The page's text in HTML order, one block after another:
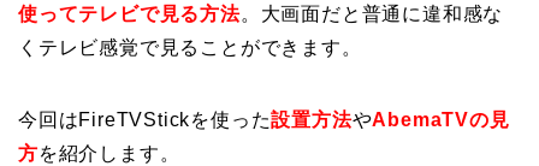
使ってテレビで見る方法。大画面だと普通に違和感な
くテレビ感覚で見ることができます。
今回はFireTVStickを使った設置方法やAbemaTVの見
方を紹介します。